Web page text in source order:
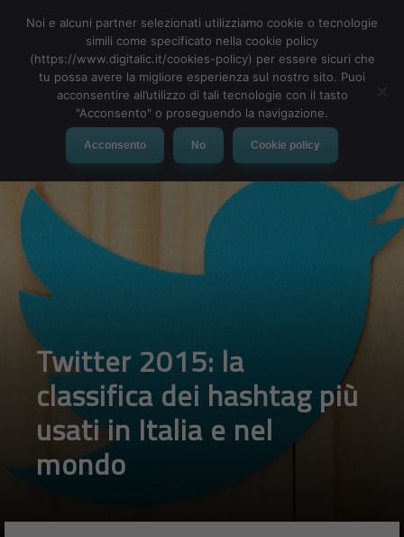
@Caitlyn_Jenner. In poco più di quattro 4 ore, Caitlyn ha
milione di follower, battendo il record di @POTUS,
fino ad allora il più veloce a raggiungere questa soglia di
follower, ed entrando così nel Guinness dei primati.
https://twitter.com/gwr/status/605476304218169344
EXPO (@Expo2015Milano) eAskExpo(@AskExpo)
I Tweet di apertura e chiusura dell’Expo di Milano e il lancio e il
saluto finale di @AskExpo
https://twitter.com/Expo2015Milano/status/5940040160376381
https://twitter.com/Expo2015Milano/status/6605163534937620
49
https://twitter.com/AskExpo/status/591584102073159680?
ref_src=twsrc%5Etfw
https://twitter.com/AskExpo/status/660580311932248064
US Open, Pennetta-Vinci
Non di solo calcio vive l’Italia. La finale degli US Open giocata tra
Noi e alcuni partner selezionati utilizziamo cookie o tecnologie
simili come specificato nella cookie policy
(https://www.digitalic.it/cookies-policy) per essere sicuri che
tu possa avere la migliore esperienza sul nostro sito. Puoi
acconsentire all’utilizzo di tali tecnologie con il tasto
"Acconsento" o proseguendo la navigazione.
Acconsento No Cookie policy